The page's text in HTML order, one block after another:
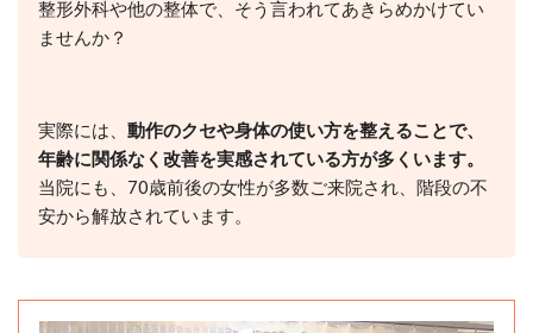
整形外科や他の整体で、そう言われてあきらめかけてい
ませんか？
実際には、 動作のクセや身体の使い方を整えることで、
年齢に関係なく改善を実感されている方が多くいます。
当院にも、70歳前後の女性が多数ご来院され、階段の不
安から解放されています。